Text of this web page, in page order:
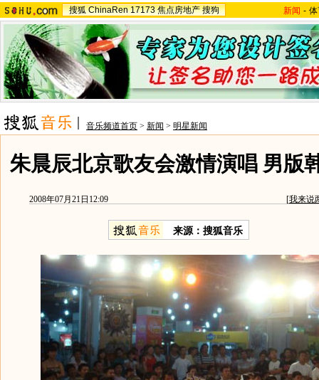
搜狐 ChinaRen 17173 焦点房地产 搜狗 新闻 -
音乐频道首页 > 新闻 > 明星新闻
朱晨辰北京歌友会激情演唱 男版
2008年07月21日12:09 [我来说
来源：搜狐音乐